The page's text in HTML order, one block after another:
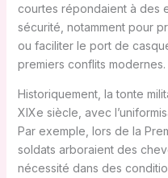
courtes répondaient à des
sécurité, notamment pour
ou faciliter le port de
premiers conflits modernes.
Historiquement, la tonte
XIXe siècle, avec
Par exemple, lors de la
soldats arboraient des
nécessité dans des